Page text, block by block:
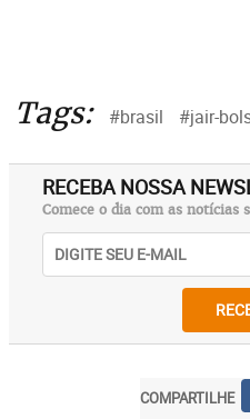
Tags: #brasil #jair-
RECEBA NOSSA
Comece o dia com as notícias
COMPARTILHE